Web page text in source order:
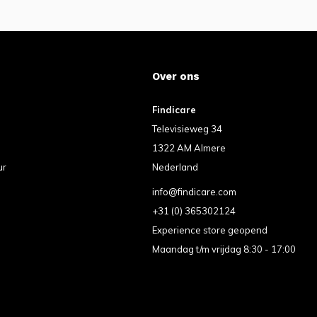
Over ons
Findicare
Televisieweg 34
1322 AM Almere
Nederland
info@findicare.com
+31 (0) 365302124
Experience store geopend
Maandag t/m vrijdag 8:30 - 17:00